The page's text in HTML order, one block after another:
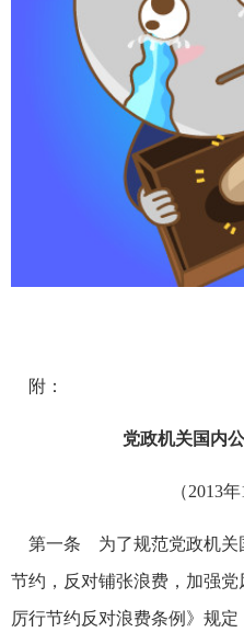
附：
党政机关国内
（2013
第一条 为了规范党政机关
节约，反对铺张浪费，加强
厉行节约反对浪费条例》规定